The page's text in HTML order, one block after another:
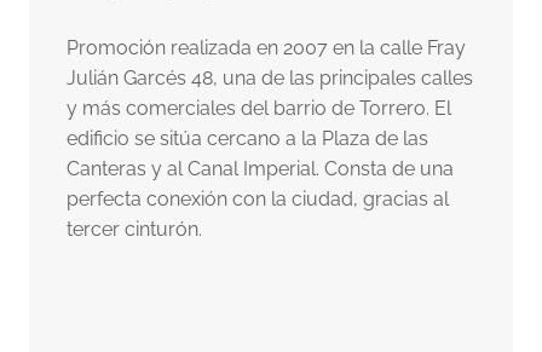
Promoción realizada en 2007 en la calle Fray
Julián Garcés 48, una de las principales calles
y más comerciales del barrio de Torrero. El
edificio se sitúa cercano a la Plaza de las
Canteras y al Canal Imperial. Consta de una
perfecta conexión con la ciudad, gracias al
tercer cinturón.